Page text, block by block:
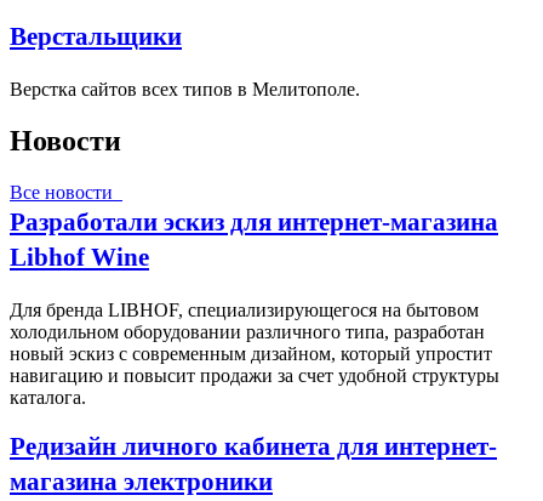
Верстальщики
Верстка сайтов всех типов в Мелитополе.
Новости
Все новости
Разработали эскиз для интернет-магазина
Libhof Wine
Для бренда LIBHOF, специализирующегося на бытовом
холодильном оборудовании различного типа, разработан
новый эскиз с современным дизайном, который упростит
навигацию и повысит продажи за счет удобной структуры
каталога.
Редизайн личного кабинета для интернет-
магазина электроники